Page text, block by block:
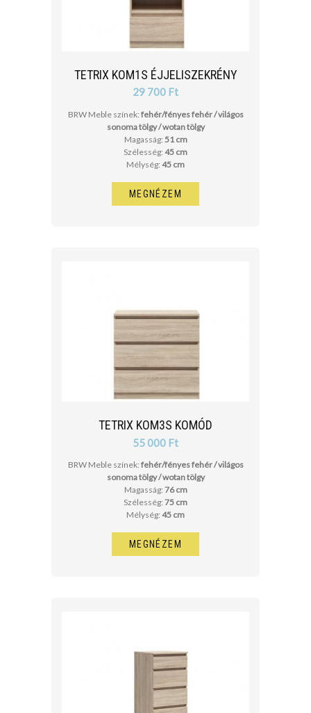
TETRIX KOM1S ÉJJELISZEKRÉNY
29 700 Ft
BRW Meble színek: fehér/fényes fehér / világos
sonoma tölgy / wotan tölgy
Magasság: 51 cm
Szélesség: 45 cm
Mélység: 45 cm
MEGNÉZEM
TETRIX KOM3S KOMÓD
55 000 Ft
BRW Meble színek: fehér/fényes fehér / világos
sonoma tölgy / wotan tölgy
Magasság: 76 cm
Szélesség: 75 cm
Mélység: 45 cm
MEGNÉZEM